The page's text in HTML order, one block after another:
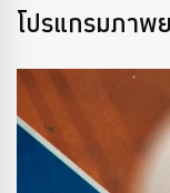
โปรแกรมภาพ